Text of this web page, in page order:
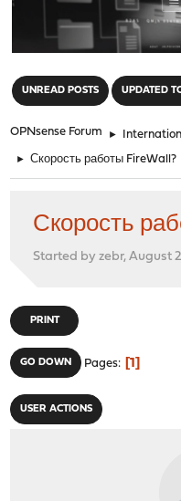
UNREAD POSTS UPDATED
OPNsense Forum ►
► Скорость работы FireWall?
Скорость
Started by zebr, August
PRINT
GO DOWN Pages 1
USER ACTIONS